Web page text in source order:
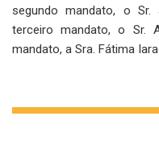
segundo mandato, o
terceiro mandato, o Sr.
mandato, a Sra. Fátima